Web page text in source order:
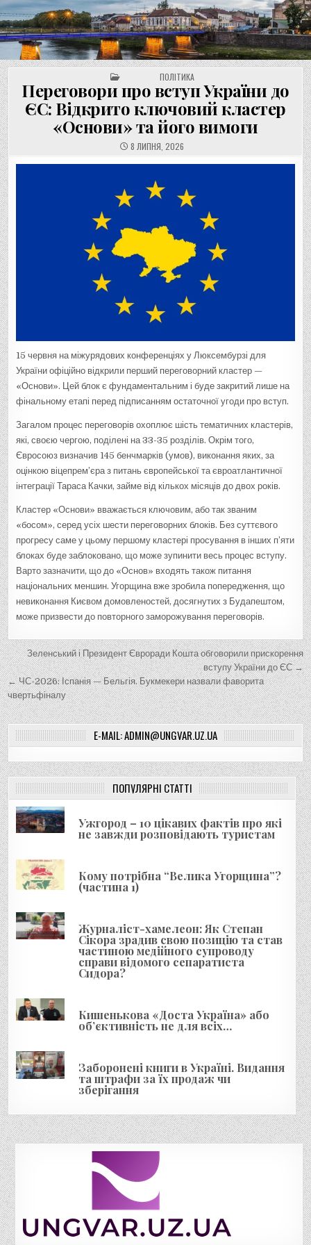
Перейти
до
вмісту
UNGVAR.UZ.UA
POSTED INПОЛІТИКА
Переговори про вступ України до
ЄС: Відкрито ключовий кластер
«Основи» та його вимоги
8 ЛИПНЯ, 2026
15 червня на міжурядових конференціях у Люксембурзі для
України офіційно відкрили перший переговорний кластер —
«Основи». Цей блок є фундаментальним і буде закритий лише на
фінальному етапі перед підписанням остаточної угоди про вступ.
Загалом процес переговорів охоплює шість тематичних кластерів,
які, своєю чергою, поділені на 33-35 розділів. Окрім того,
Євросоюз визначив 145 бенчмарків (умов), виконання яких, за
оцінкою віцепрем’єра з питань європейської та євроатлантичної
інтеграції Тараса Качки, займе від кількох місяців до двох років.
Кластер «Основи» вважається ключовим, або так званим
«босом», серед усіх шести переговорних блоків. Без суттєвого
прогресу саме у цьому першому кластері просування в інших п’яти
блоках буде заблоковано, що може зупинити весь процес вступу.
Варто зазначити, що до «Основ» входять також питання
національних меншин. Угорщина вже зробила попередження, що
невиконання Києвом домовленостей, досягнутих з Будапештом,
може призвести до повторного заморожування переговорів.
Н
а
в
і
г
а
ц
і
я
з
а
п
и
с
і
в
Зеленський і Президент Євроради Кошта обговорили прискорення
вступу України до ЄС →
← ЧС-2026: Іспанія — Бельгія. Букмекери назвали фаворита
чвертьфіналу
E-MAIL: ADMIN@UNGVAR.UZ.UA
ПОПУЛЯРНІ СТАТТІ
Ужгород – 10 цікавих фактів про які
не завжди розповідають туристам
Кому потрібна “Велика Угорщина”?
(частина 1)
Журналіст-хамелеон: Як Степан
Сікора зрадив свою позицію та став
частиною медійного супроводу
справи відомого сепаратиста
Сидора?
Кишенькова «Доста Україна» або
об’єктивність не для всіх…
Заборонені книги в Україні. Видання
та штрафи за їх продаж чи
зберігання